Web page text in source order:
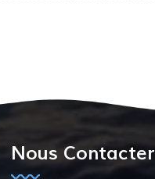
membranes.
Nous Contacter